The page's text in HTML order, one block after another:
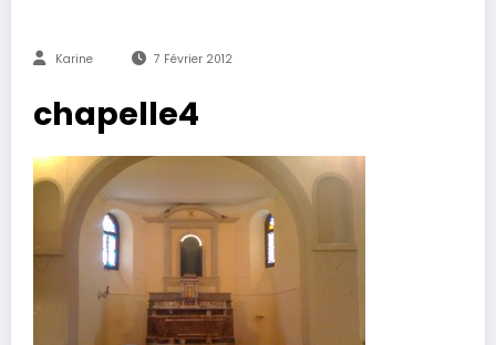
Karine 7 Février 2012
chapelle4